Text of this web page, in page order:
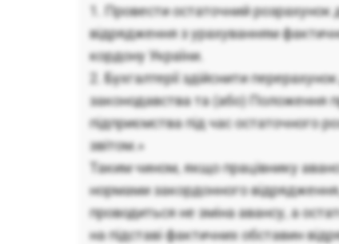
1. Провести остаточний
відрядження з урахуванням
кордону України.
2. Бухгалтерії здійснити
законодавства та (або) Положення
підприємства під час остаточного
звітом.»
Таким чином, якщо працівнику
нормами закордонного
проводиться не зміна авансу, а
на підставі фактичних обставин